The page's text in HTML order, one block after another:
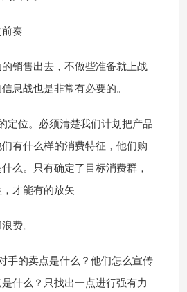
奏
销售出去，不做些准备就上战
息战也是非常有必要的。
定位。必须清楚我们计划把产品
有什么样的消费特征，他们购
么。只有确定了目标消费群，
才能有的放矢
费。
手的卖点是什么？他们怎么宣传
什么？只找出一点进行强有力